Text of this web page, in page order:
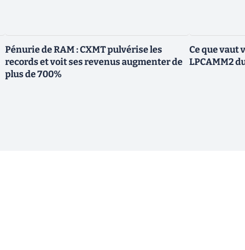
Pénurie de RAM : CXMT pulvérise les
records et voit ses revenus augmenter de
plus de 700%
Ce que vaut
LPCAMM2